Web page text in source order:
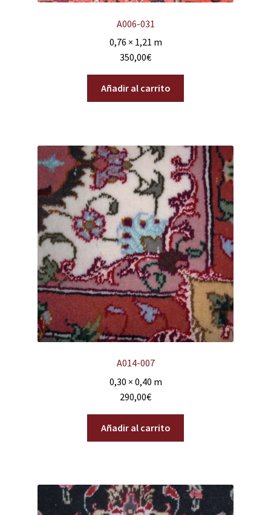
A006-031
0,76 × 1,21 m
350,00€
Añadir al carrito
A014-007
0,30 × 0,40 m
290,00€
Añadir al carrito